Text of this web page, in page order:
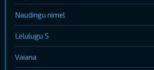
Naudingu nimel
Lelulugu 5
Vaiana